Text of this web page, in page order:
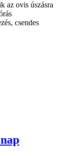
az ovis úszásra
csendes